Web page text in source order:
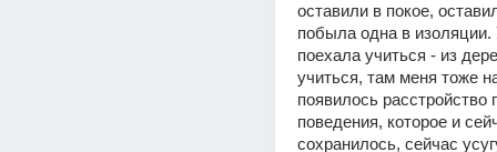
оставили в покое,
побыла одна в изоляции.
поехала учиться - из
учиться, там меня тоже
появилось расстройство
поведения, которое и
сохранилось, сейчас